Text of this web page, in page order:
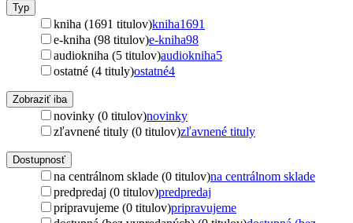
Typ
kniha (1691 titulov)kniha1691
e-kniha (98 titulov)e-kniha98
audiokniha (5 titulov)audiokniha5
ostatné (4 tituly)ostatné4
Zobraziť iba
novinky (0 titulov)novinky
zľavnené tituly (0 titulov)zľavnené tituly
Dostupnosť
na centrálnom sklade (0 titulov)na centrálnom sklade
predpredaj (0 titulov)predpredaj
pripravujeme (0 titulov)pripravujeme